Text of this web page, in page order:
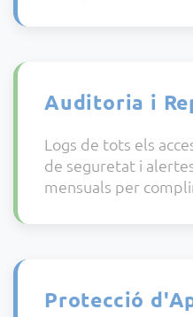
Auditoria i
Logs de tots els
de seguretat i
mensuals per
Protecció